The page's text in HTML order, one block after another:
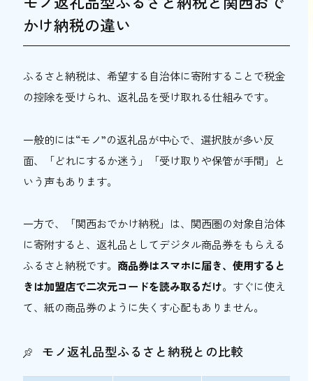
かけ納税の違い
ふるさと納税は、希望する自治体に寄附することで税金
の控除を受けられ、返礼品を受け取れる仕組みです。
一般的には“モノ”の返礼品が中心で、選択肢が多い反
面、「どれにするか迷う」「受け取りや保管が手間」と
いう声もあります。
一方で、「関西おでかけ納税」は、関西圏の対象自治体
に寄附すると、返礼品としてデジタル商品券をもらえる
ふるさと納税です。 商品券はスマホに届き、使用すると
きは加盟店で二次元コードを読み取るだけ。すぐに使え
て、紙の商品券のように失くす心配もありません。
モノ返礼品型ふるさと納税との比較